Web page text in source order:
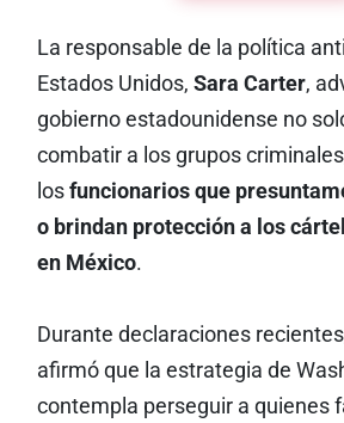
La responsable de la política
Estados Unidos, Sara Carter,
gobierno estadounidense no
combatir a los grupos
los funcionarios que
o brindan protección a los
en México.
Durante declaraciones
afirmó que la estrategia de
contempla perseguir a quienes